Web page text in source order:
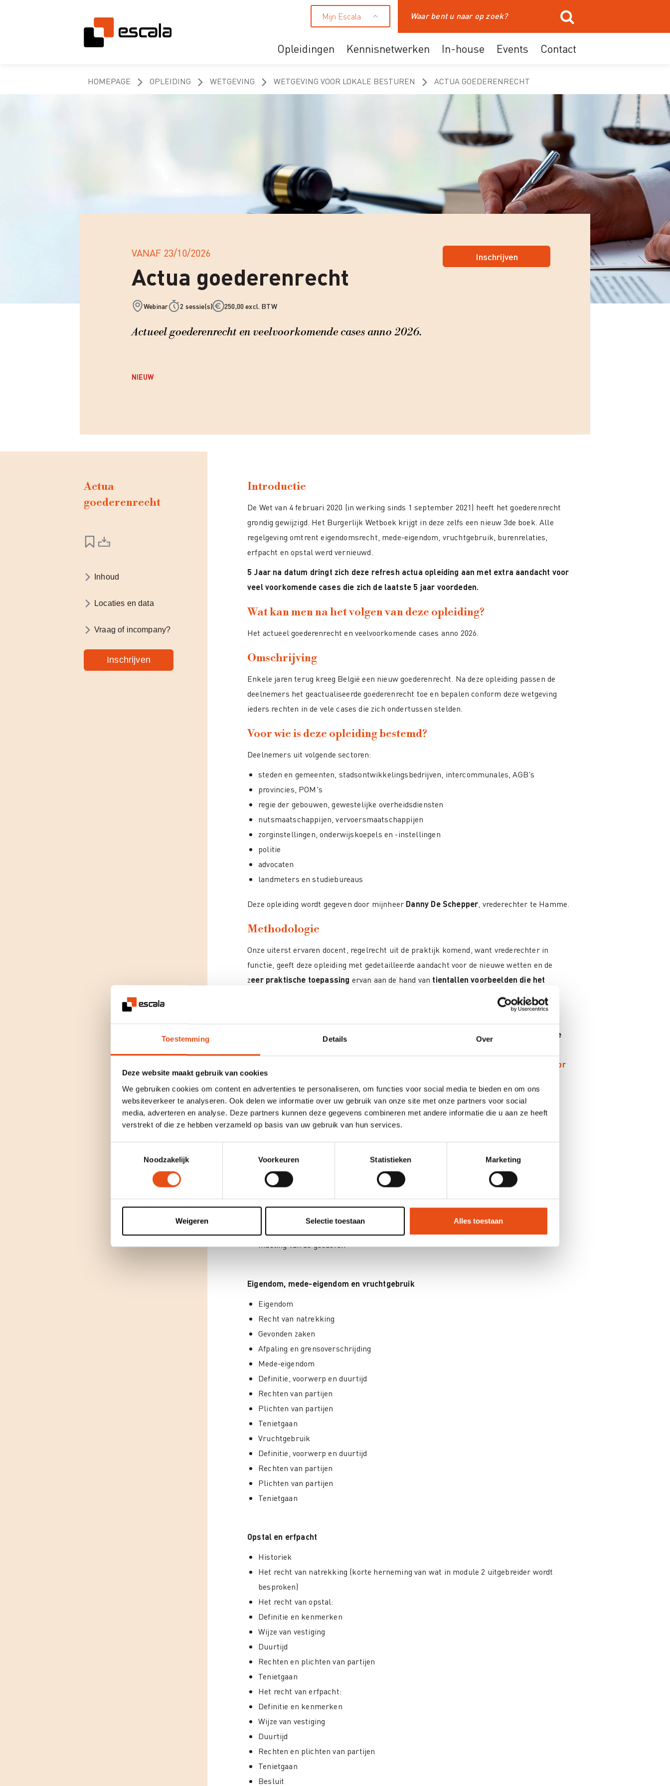
Toestemming Details Over
Deze website maakt gebruik van cookies
We gebruiken cookies om content en advertenties te personaliseren, om functies voor social media te bieden en om ons
websiteverkeer te analyseren. Ook delen we informatie over uw gebruik van onze site met onze partners voor social
media, adverteren en analyse. Deze partners kunnen deze gegevens combineren met andere informatie die u aan ze heeft
verstrekt of die ze hebben verzameld op basis van uw gebruik van hun services.
Noodzakelijk
Voorkeuren Statistieken Marketing
Weigeren Selectie toestaan Alles toestaan
Mijn Escala Zoeken
Opleidingen Kennisnetwerken In-house Events Contact
HOMEPAGE OPLEIDING WETGEVING WETGEVING VOOR LOKALE BESTUREN ACTUA GOEDERENRECHT
VANAF 23/10/2026
Actua goederenrecht
Webinar 2 sessie(s) 250,00 excl. BTW
Actueel goederenrecht en veelvoorkomende cases anno 2026.
NIEUW
Inschrijven
Actua
goederenrecht
Inhoud
Locaties en data
Vraag of incompany?
Inschrijven
Introductie
De Wet van 4 februari 2020 (in werking sinds 1 september 2021) heeft het goederenrecht
grondig gewijzigd. Het Burgerlijk Wetboek krijgt in deze zelfs een nieuw 3de boek. Alle
regelgeving omtrent eigendomsrecht, mede-eigendom, vruchtgebruik, burenrelaties,
erfpacht en opstal werd vernieuwd.
5 Jaar na datum dringt zich deze refresh actua opleiding aan met extra aandacht voor
veel voorkomende cases die zich de laatste 5 jaar voordeden.
Wat kan men na het volgen van deze opleiding?
Het actueel goederenrecht en veelvoorkomende cases anno 2026.
Omschrijving
Enkele jaren terug kreeg België een nieuw goederenrecht. Na deze opleiding passen de
deelnemers het geactualiseerde goederenrecht toe en bepalen conform deze wetgeving
ieders rechten in de vele cases die zich ondertussen stelden.
Voor wie is deze opleiding bestemd?
Deelnemers uit volgende sectoren:
steden en gemeenten, stadsontwikkelingsbedrijven, intercommunales, AGB's
provincies, POM's
regie der gebouwen, gewestelijke overheidsdiensten
nutsmaatschappijen, vervoersmaatschappijen
zorginstellingen, onderwijskoepels en -instellingen
politie
advocaten
landmeters en studiebureaus
Deze opleiding wordt gegeven door mijnheer Danny De Schepper, vrederechter te Hamme.
Methodologie
Onze uiterst ervaren docent, regelrecht uit de praktijk komend, want vrederechter in
functie, geeft deze opleiding met gedetailleerde aandacht voor de nieuwe wetten en de
zeer praktische toepassing ervan aan de hand van tientallen voorbeelden die het
De ingeschreven deelnemers krijgen de kans om tot een week vooraafgaand aan de
Contacteer hiervoor
Marc Vlerick
Hoe ziet het programma van deze opleiding eruit?
Refresh/Actua omtrent:
Basisprincipes
Historiek, krachtlijnen, inwerkingtreding en overgangsbepalingen
Algemene bepalingen over zakelijke rechten
Indeling van de goederen
Eigendom, mede-eigendom en vruchtgebruik
Eigendom
Recht van natrekking
Gevonden zaken
Afpaling en grensoverschrijding
Mede-eigendom
Definitie, voorwerp en duurtijd
Rechten van partijen
Plichten van partijen
Tenietgaan
Vruchtgebruik
Definitie, voorwerp en duurtijd
Rechten van partijen
Plichten van partijen
Tenietgaan
Opstal en erfpacht
Historiek
Het recht van natrekking (korte herneming van wat in module 2 uitgebreider wordt
besproken)
Het recht van opstal:
Definitie en kenmerken
Wijze van vestiging
Duurtijd
Rechten en plichten van partijen
Tenietgaan
Het recht van erfpacht:
Definitie en kenmerken
Wijze van vestiging
Duurtijd
Rechten en plichten van partijen
Tenietgaan
Besluit